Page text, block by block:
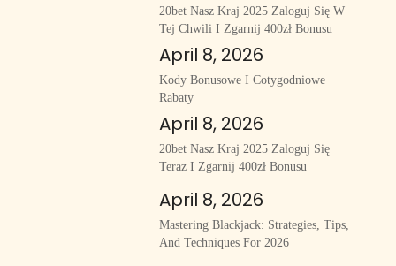
20bet Nasz Kraj 2025 Zaloguj Się W
Tej Chwili I Zgarnij 400zł Bonusu
April 8, 2026
Kody Bonusowe I Cotygodniowe
Rabaty
April 8, 2026
20bet Nasz Kraj 2025 Zaloguj Się
Teraz I Zgarnij 400zł Bonusu
April 8, 2026
Mastering Blackjack: Strategies, Tips,
And Techniques For 2026